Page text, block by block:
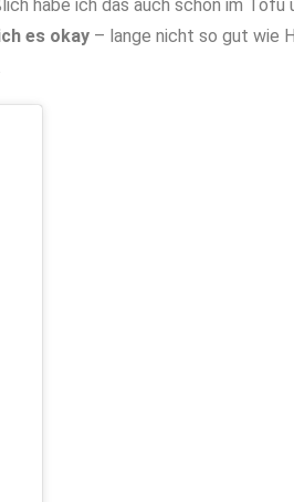
habe ich das auch schon im
es okay – lange nicht so gut wie